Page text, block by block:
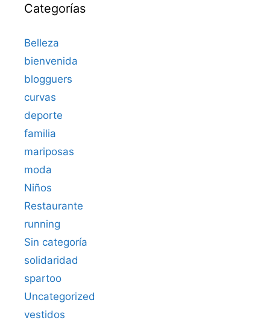
Categorías
Belleza
bienvenida
blogguers
curvas
deporte
familia
mariposas
moda
Niños
Restaurante
running
Sin categoría
solidaridad
spartoo
Uncategorized
vestidos